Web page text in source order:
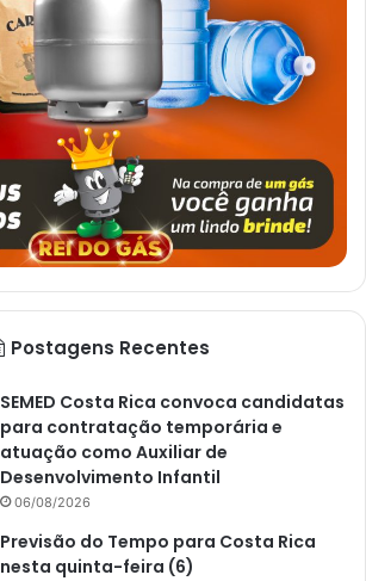
Postagens Recentes
SEMED Costa Rica convoca candidatas
para contratação temporária e
atuação como Auxiliar de
Desenvolvimento Infantil
06/08/2026
Previsão do Tempo para Costa Rica
nesta quinta-feira (6)